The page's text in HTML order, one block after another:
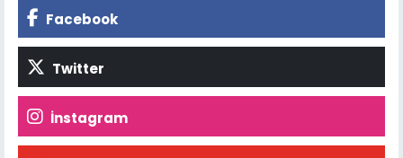
Facebook
Twitter
İnstagram